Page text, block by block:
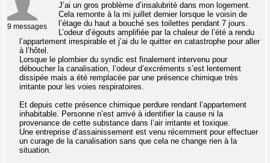
9 messages
J’ai un gros problème d’insalubrité dans mon logement.
Cela remonte à la mi juillet dernier lorsque le voisin de
l’étage du haut a bouché ses toilettes pendant 7 jours.
L’odeur d’égouts amplifiée par la chaleur de l’été a rendu
l’appartement irrespirable et j’ai du le quitter en catastrophe pour aller
à l’hôtel.
Lorsque le plombier du syndic est finalement intervenu pour
déboucher la canalisation, l’odeur d’excréments s’est lentement
dissipée mais a été remplacée par une présence chimique très
irritante pour les voies respiratoires.
Et depuis cette présence chimique perdure rendant l’appartement
inhabitable. Personne n’est arrivé à identifier la cause ni la
provenance de cette substance dans l’air irritante et toxique.
Une entreprise d’assainissement est venu récemment pour effectuer
un curage de la canalisation sans que cela ne change rien à la
situation.